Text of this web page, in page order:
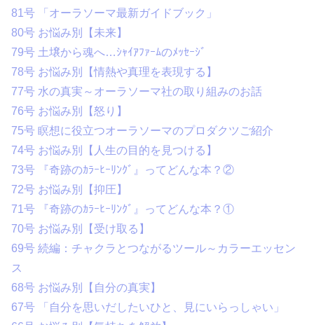
81号 「オーラソーマ最新ガイドブック」
80号 お悩み別【未来】
79号 土壌から魂へ…ｼｬｲｱﾌｧｰﾑのﾒｯｾｰｼﾞ
78号 お悩み別【情熱や真理を表現する】
77号 水の真実～オーラソーマ社の取り組みのお話
76号 お悩み別【怒り】
75号 瞑想に役立つオーラソーマのプロダクツご紹介
74号 お悩み別【人生の目的を見つける】
73号 『奇跡のｶﾗｰﾋｰﾘﾝｸﾞ』ってどんな本？②
72号 お悩み別【抑圧】
71号 『奇跡のｶﾗｰﾋｰﾘﾝｸﾞ』ってどんな本？①
70号 お悩み別【受け取る】
69号 続編：チャクラとつながるツール～カラーエッセン
ス
68号 お悩み別【自分の真実】
67号 「自分を思いだしたいひと、見にいらっしゃい」